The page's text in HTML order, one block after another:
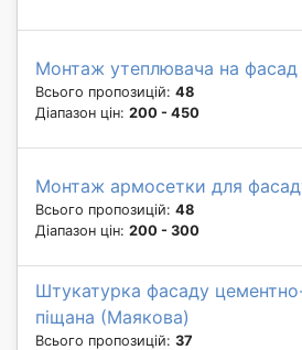
Монтаж утеплювача на фасад
Всього пропозицій: 48
Діапазон цін: 200 - 450
Монтаж армосетки для
Всього пропозицій: 48
Діапазон цін: 200 - 300
Штукатурка фасаду
піщана (Маякова)
Всього пропозицій: 37